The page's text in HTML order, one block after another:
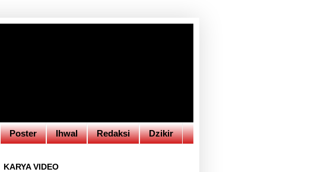
Poster Ihwal Redaksi Dzikir
KARYA VIDEO